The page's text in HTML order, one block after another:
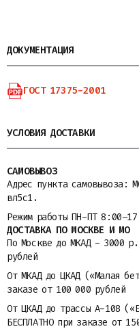
ДОКУМЕНТАЦИЯ
ГОСТ 17375-2001
УСЛОВИЯ ДОСТАВКИ
САМОВЫВОЗ
Адрес пункта самовывоза:
вл5с1.
Режим работы ПН-ПТ
ДОСТАВКА ПО МОСКВЕ И МО
По Москве до МКАД - 3000
рублей
От МКАД до ЦКАД («Малая
заказе от 100 000 рублей
От ЦКАД до трассы A-108
БЕСПЛАТНО при заказе от